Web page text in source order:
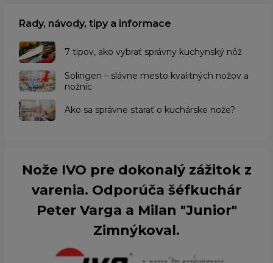
Rady, návody, tipy a informace
7 tipov, ako vybrať správny kuchynský nôž
Solingen – slávne mesto kvalitných nožov a
nožníc
Ako sa správne starať o kuchárske nože?
Nože IVO pre dokonalý zážitok z
varenia. Odporúča šéfkuchár
Peter Varga a Milan "Junior"
Zimnýkoval.